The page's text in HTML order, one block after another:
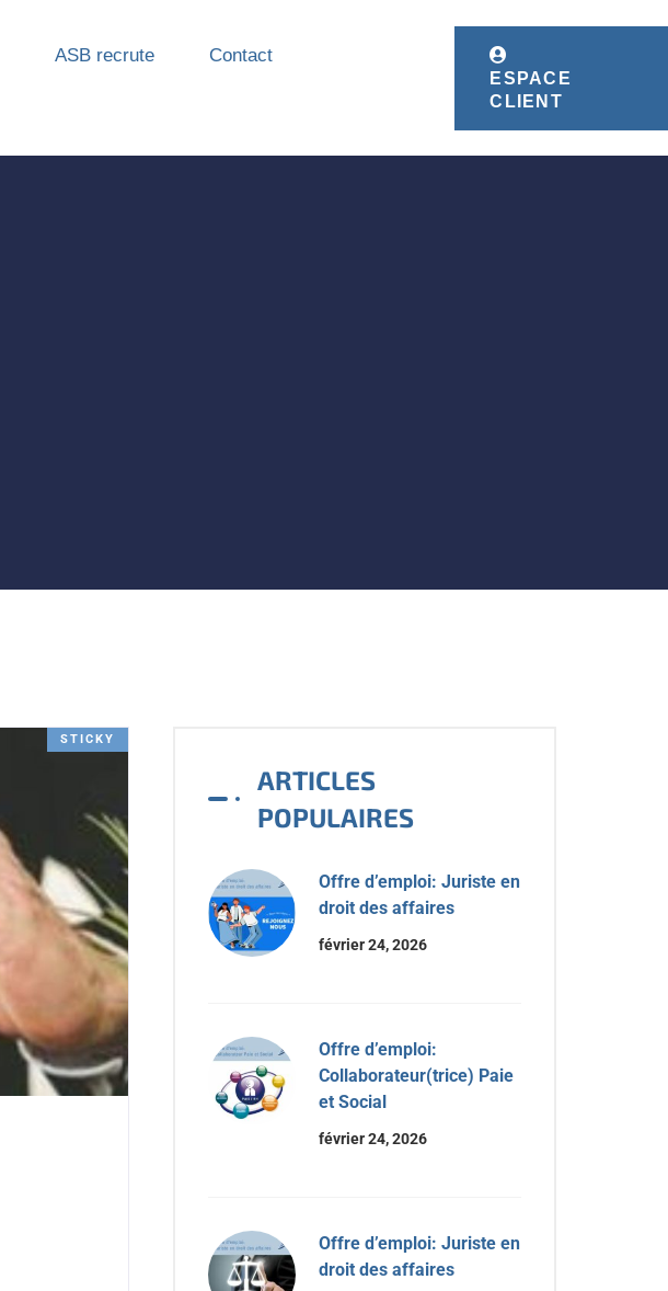
ASB recrute Contact
ESPACE
CLIENT
STICKY
ARTICLES
POPULAIRES
Offre d’emploi: Juriste en
droit des affaires
février 24, 2026
Offre d’emploi:
Collaborateur(trice) Paie
et Social
février 24, 2026
Offre d’emploi: Juriste en
droit des affaires